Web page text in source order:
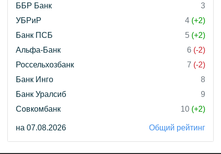
ББР Банк
3
УБРиР
4 (+2)
Банк ПСБ
5 (+2)
Альфа-Банк
6 (-2)
Россельхозбанк
7 (-2)
Банк Инго
8
Банк Уралсиб
9
Совкомбанк
10 (+2)
на 07.08.2026 Общий рейтинг